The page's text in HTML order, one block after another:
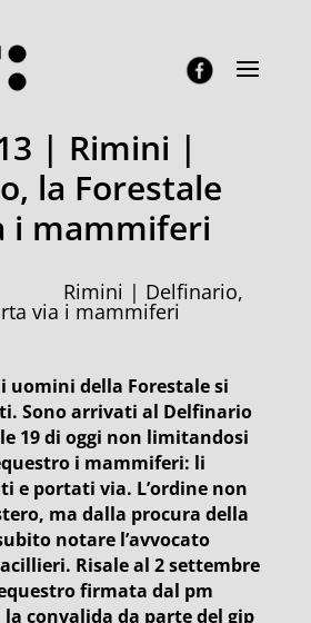
| Rimini |
la Forestale
i mammiferi
Rimini | Delfinario,
via i mammiferi
uomini della Forestale si
Sono arrivati al Delfinario
19 di oggi non limitandosi
i mammiferi: li
e portati via. L’ordine non
ma dalla procura della
notare l’avvocato
Risale al 2 settembre
firmata dal pm
convalida da parte del gip